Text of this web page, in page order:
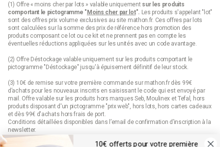
(1) Offre « moins cher par lots » valable uniquement sur les produits
comportant le pictogramme "Moins cher par lot". Les produits s'appelant "lot"
sont des offres prix volume exclusives au site mathon.fr. Ces offres par lots
sont calculées sur la somme des prix de référence hors promotion des
produits composant ce lot ou ce kit et ne prennent pas en compte les
éventuelles réductions appliquées sur les unités avec un code avantage.
(2) Offre Déstockage valable uniquement sur les produits comportant le
pictogramme "Déstockage" jusqu'à épuisement définitif de leur stock.
(3) 10€ de remise sur votre première commande sur mathon.fr dès 99€
d’achats pour les nouveaux inscrits en saisissant le code qui est envoyé par
mail. Offre valable sur les produits hors marques Seb, Moulinex et Tefal, hors
produits disposant d'un pictogramme "prix web", hors lots, hors cartes cadeaux
et dès 99€ d'achats hors frais de port.
Conditions détaillées disponibles dans l’email de confirmation d’inscription à la
newsletter.
(4) Offre « Prix web » valable uniquement sur les produits comportant le
10€ offerts pour votre première